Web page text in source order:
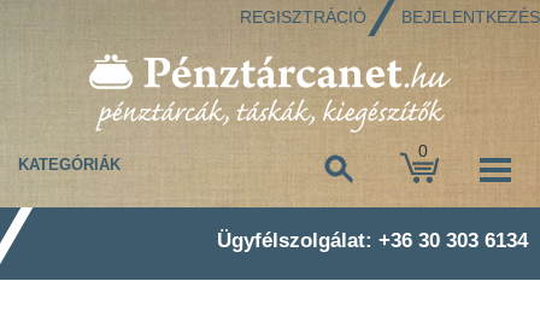
REGISZTRÁCIÓ BEJELENTKEZÉS
0
KATEGÓRIÁK
Ügyfélszolgálat: +36 30 303 6134